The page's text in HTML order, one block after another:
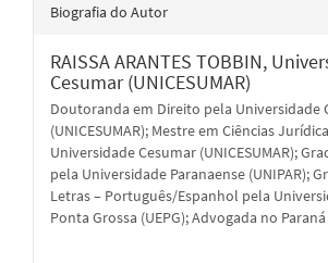
Biografia do Autor
RAISSA ARANTES TOBBIN,
Cesumar (UNICESUMAR)
Doutoranda em Direito pela Universidade
(UNICESUMAR); Mestre em Ciências
Universidade Cesumar (UNICESUMAR);
pela Universidade Paranaense (UNIPAR);
Letras – Português/Espanhol pela
Ponta Grossa (UEPG); Advogada no Paraná